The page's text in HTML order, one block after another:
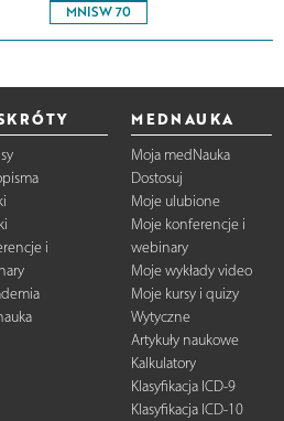
MNISW 70
i
MEDNAUKA
Moja medNauka
Dostosuj
Moje ulubione
Moje konferencje i
webinary
Moje wykłady video
Moje kursy i quizy
Wytyczne
Artykuły naukowe
Kalkulatory
Klasyfikacja ICD-9
Klasyfikacja ICD-10